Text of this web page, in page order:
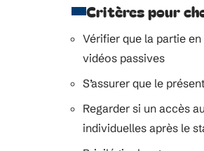
Critères pour
Vérifier que la partie
vidéos passives
S’assurer que le
Regarder si un accès
individuelles après le